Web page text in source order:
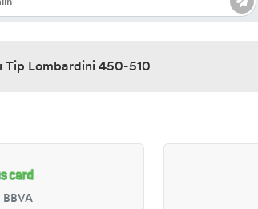
Tip Lombardini 450-510